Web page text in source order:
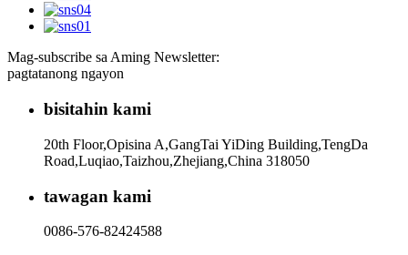
Mag-subscribe sa Aming Newsletter:
pagtatanong ngayon
bisitahin kami
20th Floor,Opisina A,GangTai YiDing Building,TengDa
Road,Luqiao,Taizhou,Zhejiang,China 318050
tawagan kami
0086-576-82424588